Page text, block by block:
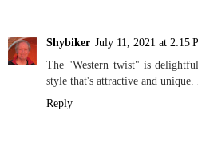
Shybiker July 11, 2021 at 2:15
The "Western twist" is
style that's attractive and
Reply